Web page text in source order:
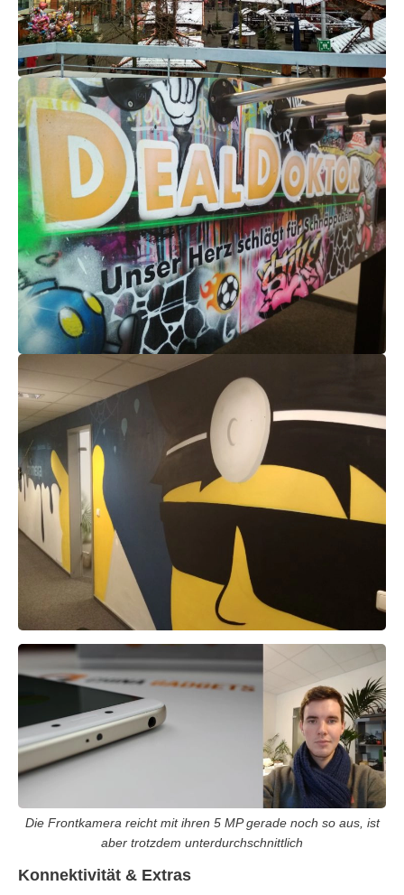
Die Frontkamera reicht mit ihren 5 MP gerade noch so aus, ist
aber trotzdem unterdurchschnittlich
Konnektivität & Extras